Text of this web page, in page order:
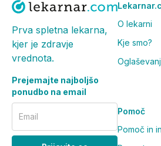
Caudalie Resveratrol Lift
Hialuronska kislina:
100%
kože.
: Caudalie
trte, ki popravlja gube in učvrsti
Veganski vspodbujevalec
nudi učvrstitev vseh plasti kože.
Veganski kolagen 1: učinek
mRNA. 100% vegansko. Brez
Prva spletna lekarna,
kjer je zdravje
vrednota.
Prejemajte najboljšo
ponudbo na email
Email
O lekarni
Kje smo?
Pomoč
Pomoč in